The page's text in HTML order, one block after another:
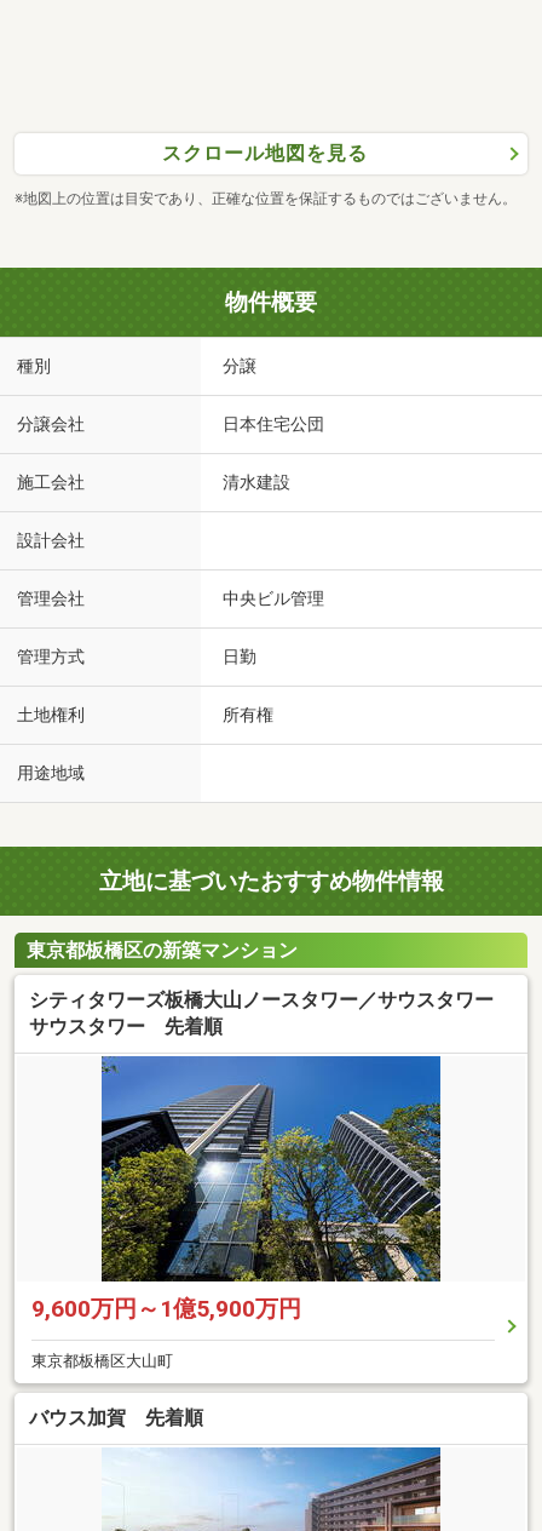
スクロール地図を見る
※地図上の位置は目安であり、正確な位置を保証するものではございません。
物件概要
種別 分譲
分譲会社 日本住宅公団
施工会社 清水建設
設計会社
管理会社 中央ビル管理
管理方式 日勤
土地権利 所有権
用途地域
立地に基づいたおすすめ物件情報
東京都板橋区の新築マンション
シティタワーズ板橋大山ノースタワー／サウスタワー
サウスタワー 先着順
9,600万円～1億5,900万円
東京都板橋区大山町
バウス加賀 先着順